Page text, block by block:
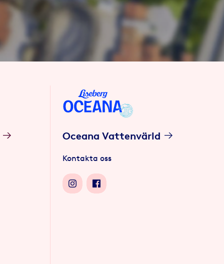
Oceana Vattenvärld
Kontakta oss